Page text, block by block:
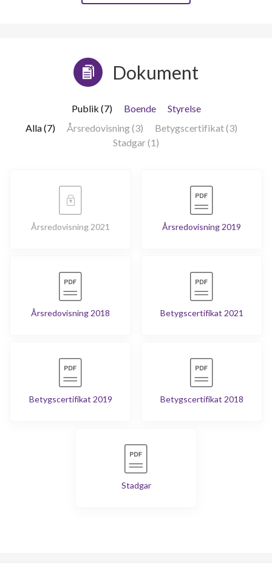
Dokument
Publik (7) Boende
Styrelse
Alla (7)
Årsredovisning (3)
Betygscertifikat (3)
Stadgar (1)
Årsredovisning 2021 Årsredovisning 2019
Årsredovisning 2018 Betygscertifikat 2021
Betygscertifikat 2019 Betygscertifikat 2018
Stadgar